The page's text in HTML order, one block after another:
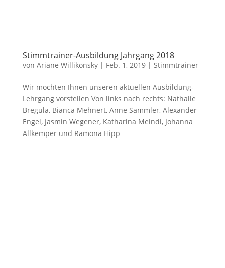
Stimmtrainer-Ausbildung Jahrgang 2018
von Ariane Willikonsky| Feb. 1, 2019| Stimmtrainer
Wir möchten Ihnen unseren aktuellen Ausbildung-
Lehrgang vorstellen Von links nach rechts: Nathalie
Bregula, Bianca Mehnert, Anne Sammler, Alexander
Engel, Jasmin Wegener, Katharina Meindl, Johanna
Allkemper und Ramona Hipp